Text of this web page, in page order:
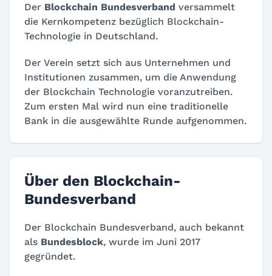
Der Blockchain Bundesverband versammelt
die Kernkompetenz bezüglich Blockchain-
Technologie in Deutschland.
Der Verein setzt sich aus Unternehmen und
Institutionen zusammen, um die Anwendung
der Blockchain Technologie voranzutreiben.
Zum ersten Mal wird nun eine traditionelle
Bank in die ausgewählte Runde aufgenommen.
Über den Blockchain-
Bundesverband
Der Blockchain Bundesverband, auch bekannt
als Bundesblock, wurde im Juni 2017
gegründet.